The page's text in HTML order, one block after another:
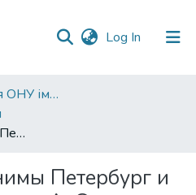
Log In (current)
Наукові видання ОНУ імені І. І. Мечникова
Концепты-топонимы Петербург и Москва в творчестве А. С. Пушкина
Петербург и